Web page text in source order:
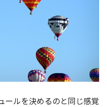
ールを決めるのと同じ感覚